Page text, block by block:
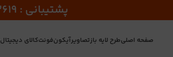
پشتیبانی : 02166102619 - 09366119082
صفحه اصلیطرح لایه بازتصاویرآیکونفونتکالای دیجیتال